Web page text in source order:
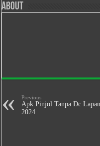
About
Previous
Apk Pinjol Tanpa Dc
2024